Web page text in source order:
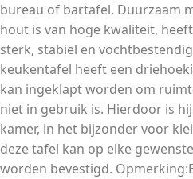
bureau of bartafel. Duurzaam
hout is van hoge kwaliteit,
sterk, stabiel en
keukentafel heeft een
kan ingeklapt worden om
niet in gebruik is. Hierdoor is
kamer, in het bijzonder voor
deze tafel kan op elke
worden bevestigd.